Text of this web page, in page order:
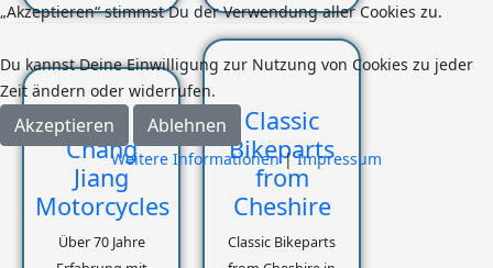
Chang
Jiang
Motorcycles
Über 70 Jahre
Classic
Bikeparts
from
Cheshire
Classic Bikeparts
„Akzeptieren“ stimmst Du der Verwendung aller Cookies zu.
Du kannst Deine Einwilligung zur Nutzung von Cookies zu jeder
Zeit ändern oder widerrufen.
Akzeptieren Ablehnen
Weitere Informationen|Impressum